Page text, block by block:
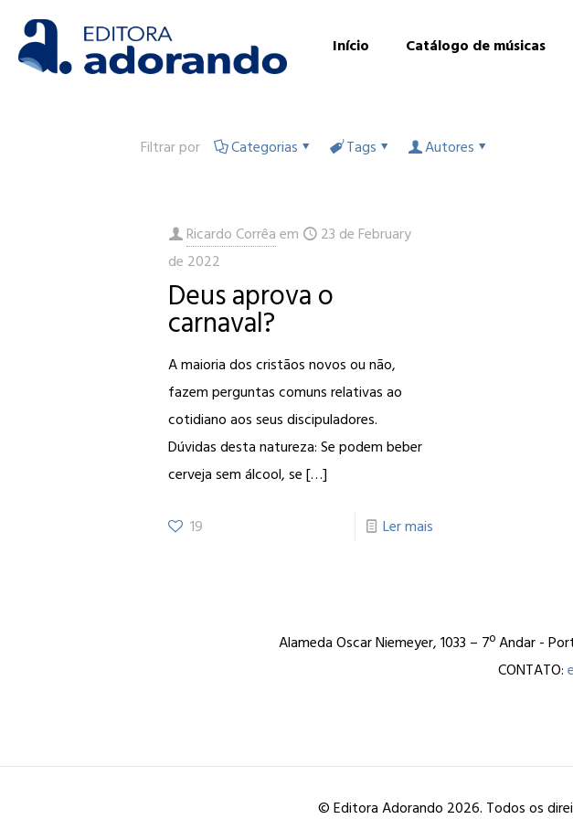
Início Catálogo de músicas
Filtrar por Categorias Tags Autores
Ricardo Corrêa em
23 de February
de 2022
Deus aprova o
carnaval?
A maioria dos cristãos novos ou não,
fazem perguntas comuns relativas ao
cotidiano aos seus discipuladores.
Dúvidas desta natureza: Se podem beber
cerveja sem álcool, se[…]
19 Ler mais
Alameda Oscar Niemeyer, 1033 – 7º Andar -
CONTATO:
© Editora Adorando 2026. Todos os